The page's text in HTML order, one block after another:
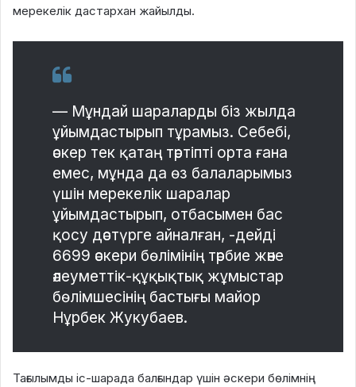
мерекелік дастархан жайылды.
— Мұндай шараларды біз жылда
ұйымдастырып тұрамыз. Себебі,
әскер тек қатаң тәртіпті орта ғана
емес, мұнда да өз балаларымыз
үшін мерекелік шаралар
ұйымдастырып, отбасымен бас
қосу дәстүрге айналған, -дейді
6699 әскери бөлімінің тәрбие және
әлеуметтік-құқықтық жұмыстар
бөлімшесінің бастығы майор
Нұрбек Жукубаев.
Тағылымды іс-шарада балғындар үшін әскери бөлімнің